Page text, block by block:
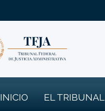
INICIO EL TRIBUNAL